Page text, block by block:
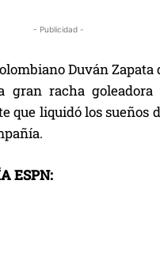
- Publicidad -
Duván Zapata
gran racha
que liquidó los sueños
ESPN: